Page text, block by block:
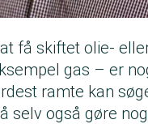
få skiftet olie-
gas – er
ramte kan
selv også gøre